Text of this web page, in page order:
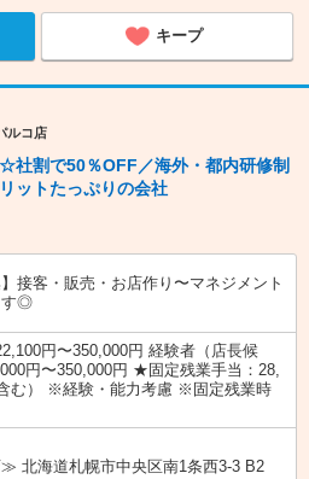
キープ
ルコ店
割で50％OFF／海外・都内研修制
ットたっぷりの会社
】接客・販売・お店作り〜マネジメント
す◎
円〜350,000円 経験者（店長候
円〜350,000円 ★固定残業手当：28,
む） ※経験・能力考慮 ※固定残業時
北海道札幌市中央区南1条西3-3 B2